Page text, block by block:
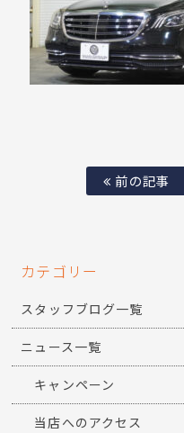
前の記事
カテゴリー
スタッフブログ一覧
ニュース一覧
キャンペーン
当店へのアクセス